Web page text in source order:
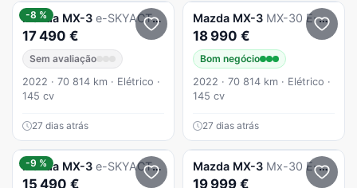
-8 %
Mazda MX-3 e-SKYACTIV Exclusve-Line
17 490 €
Sem avaliação
2022 · 70 814 km · Elétrico ·
145 cv
27 dias atrás
Mazda MX-3 MX-30 E-SKYACTIV EXCLUSVE-LINE
18 990 €
Bom negócio
2022 · 70 814 km · Elétrico ·
145 cv
27 dias atrás
-9 %
Mazda MX-3 e-SKYACTIV Confort
15 490 €
Mazda MX-3 Mx-30 E-Skyactiv Exclusve-Line
19 999 €